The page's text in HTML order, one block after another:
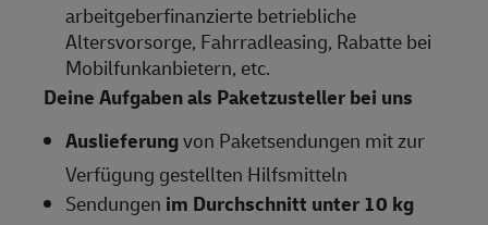
arbeitgeberfinanzierte betriebliche
Altersvorsorge, Fahrradleasing, Rabatte bei
Mobilfunkanbietern, etc.
Deine Aufgaben als Paketzusteller bei uns
Auslieferungvon Paketsendungen mit zur
Verfügung gestellten Hilfsmitteln
Sendungen im Durchschnitt unter 10 kg